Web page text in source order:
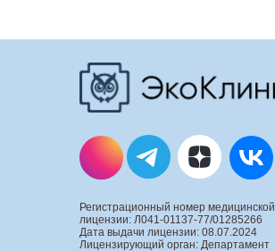
Регистрационный номер медицинской
лицензии: Л041-01137-77/01285266
Дата выдачи лицензии: 08.07.2024
Лицензирующий орган: Департамент